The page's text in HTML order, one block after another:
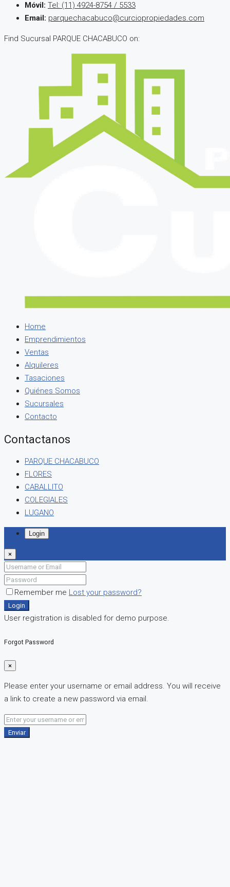
Móvil: Tel: (11) 4924-8754 / 5533
Email: parquechacabuco@curciopropiedades.com
Find Sucursal PARQUE CHACABUCO on:
Home
Emprendimientos
Ventas
Alquileres
Tasaciones
Quiénes Somos
Sucursales
Contacto
Contactanos
PARQUE CHACABUCO
FLORES
CABALLITO
COLEGIALES
LUGANO
Login
×
Remember me Lost your password?
Login
User registration is disabled for demo purpose.
Forgot Password
×
Please enter your username or email address. You will receive
a link to create a new password via email.
Enviar